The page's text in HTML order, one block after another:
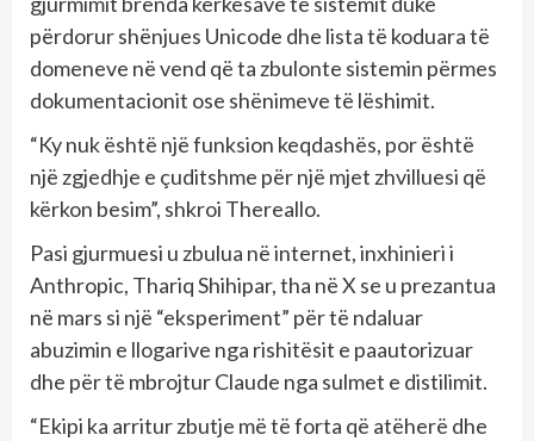
përdorur shënjues Unicode dhe lista të koduara të
domeneve në vend që ta zbulonte sistemin përmes
dokumentacionit ose shënimeve të lëshimit.
“Ky nuk është një funksion keqdashës, por është
një zgjedhje e çuditshme për një mjet zhvilluesi që
kërkon besim”, shkroi Thereallo.
Pasi gjurmuesi u zbulua në internet, inxhinieri i
Anthropic, Thariq Shihipar, tha në X se u prezantua
në mars si një “eksperiment” për të ndaluar
abuzimin e llogarive nga rishitësit e paautorizuar
dhe për të mbrojtur Claude nga sulmet e distilimit.
“Ekipi ka arritur zbutje më të forta që atëherë dhe